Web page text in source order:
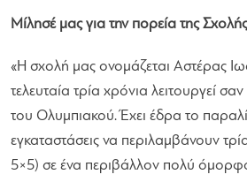
Μίλησέ μας για την πορεία της
«Η σχολή μας ονομάζεται Αστέρας
τελευταία τρία χρόνια λειτουργεί
του Ολυμπιακού. Έχει έδρα το
εγκαταστάσεις να περιλαμβάνουν
5×5) σε ένα περιβάλλον πολύ